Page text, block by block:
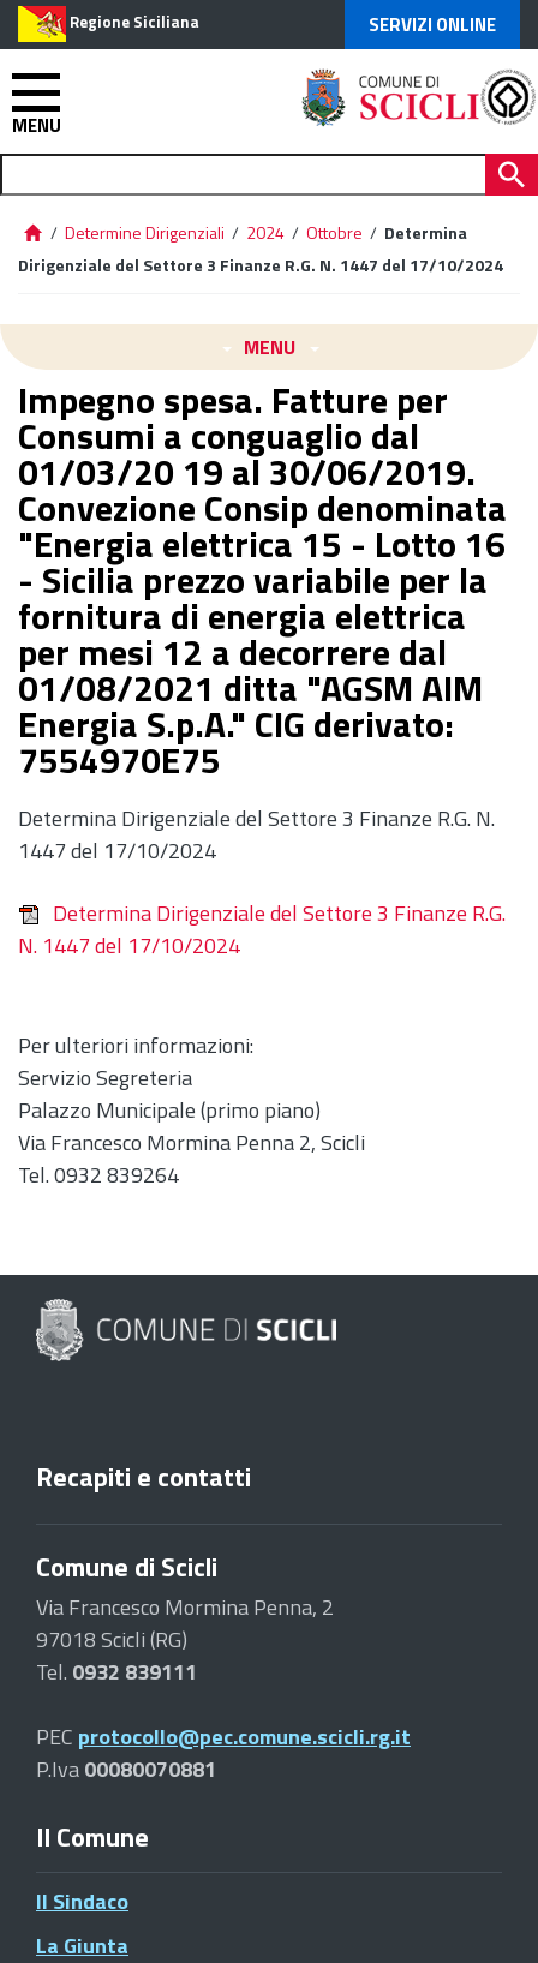
Regione Siciliana SERVIZI ONLINE
MENU
/ Determine Dirigenziali / 2024 / Ottobre / Determina
Dirigenziale del Settore 3 Finanze R.G. N. 1447 del 17/10/2024
MENU
Impegno spesa. Fatture per
Consumi a conguaglio dal
01/03/20 19 al 30/06/2019.
Convezione Consip denominata
"Energia elettrica 15 - Lotto 16
- Sicilia prezzo variabile per la
fornitura di energia elettrica
per mesi 12 a decorrere dal
01/08/2021 ditta "AGSM AIM
Energia S.p.A." CIG derivato:
7554970E75
Determina Dirigenziale del Settore 3 Finanze R.G. N.
1447 del 17/10/2024
Determina Dirigenziale del Settore 3 Finanze R.G.
N. 1447 del 17/10/2024
Per ulteriori informazioni:
Servizio Segreteria
Palazzo Municipale (primo piano)
Via Francesco Mormina Penna 2, Scicli
Tel. 0932 839264
Recapiti e contatti
Comune di Scicli
Via Francesco Mormina Penna, 2
97018 Scicli (RG)
Tel. 0932 839111
PEC protocollo@pec.comune.scicli.rg.it
P.Iva00080070881
Il Comune
Il Sindaco
La Giunta